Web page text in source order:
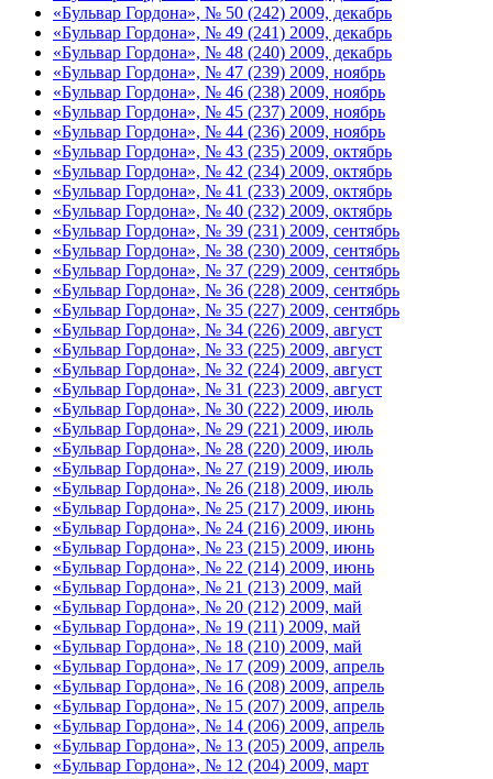
«Бульвар Гордона», № 50 (242) 2009, декабрь
«Бульвар Гордона», № 49 (241) 2009, декабрь
«Бульвар Гордона», № 48 (240) 2009, декабрь
«Бульвар Гордона», № 47 (239) 2009, ноябрь
«Бульвар Гордона», № 46 (238) 2009, ноябрь
«Бульвар Гордона», № 45 (237) 2009, ноябрь
«Бульвар Гордона», № 44 (236) 2009, ноябрь
«Бульвар Гордона», № 43 (235) 2009, октябрь
«Бульвар Гордона», № 42 (234) 2009, октябрь
«Бульвар Гордона», № 41 (233) 2009, октябрь
«Бульвар Гордона», № 40 (232) 2009, октябрь
«Бульвар Гордона», № 39 (231) 2009, сентябрь
«Бульвар Гордона», № 38 (230) 2009, сентябрь
«Бульвар Гордона», № 37 (229) 2009, сентябрь
«Бульвар Гордона», № 36 (228) 2009, сентябрь
«Бульвар Гордона», № 35 (227) 2009, сентябрь
«Бульвар Гордона», № 34 (226) 2009, август
«Бульвар Гордона», № 33 (225) 2009, август
«Бульвар Гордона», № 32 (224) 2009, август
«Бульвар Гордона», № 31 (223) 2009, август
«Бульвар Гордона», № 30 (222) 2009, июль
«Бульвар Гордона», № 29 (221) 2009, июль
«Бульвар Гордона», № 28 (220) 2009, июль
«Бульвар Гордона», № 27 (219) 2009, июль
«Бульвар Гордона», № 26 (218) 2009, июль
«Бульвар Гордона», № 25 (217) 2009, июнь
«Бульвар Гордона», № 24 (216) 2009, июнь
«Бульвар Гордона», № 23 (215) 2009, июнь
«Бульвар Гордона», № 22 (214) 2009, июнь
«Бульвар Гордона», № 21 (213) 2009, май
«Бульвар Гордона», № 20 (212) 2009, май
«Бульвар Гордона», № 19 (211) 2009, май
«Бульвар Гордона», № 18 (210) 2009, май
«Бульвар Гордона», № 17 (209) 2009, апрель
«Бульвар Гордона», № 16 (208) 2009, апрель
«Бульвар Гордона», № 15 (207) 2009, апрель
«Бульвар Гордона», № 14 (206) 2009, апрель
«Бульвар Гордона», № 13 (205) 2009, апрель
«Бульвар Гордона», № 12 (204) 2009, март